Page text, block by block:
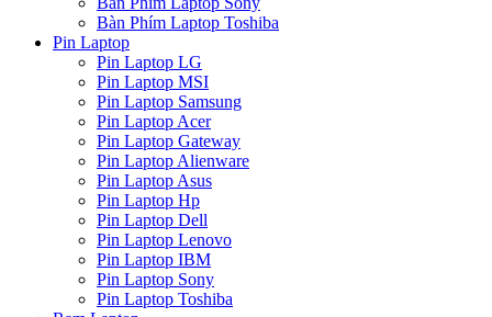
Bàn Phím Laptop Toshiba
Pin Laptop
Pin Laptop LG
Pin Laptop MSI
Pin Laptop Samsung
Pin Laptop Acer
Pin Laptop Gateway
Pin Laptop Alienware
Pin Laptop Asus
Pin Laptop Hp
Pin Laptop Dell
Pin Laptop Lenovo
Pin Laptop IBM
Pin Laptop Sony
Pin Laptop Toshiba